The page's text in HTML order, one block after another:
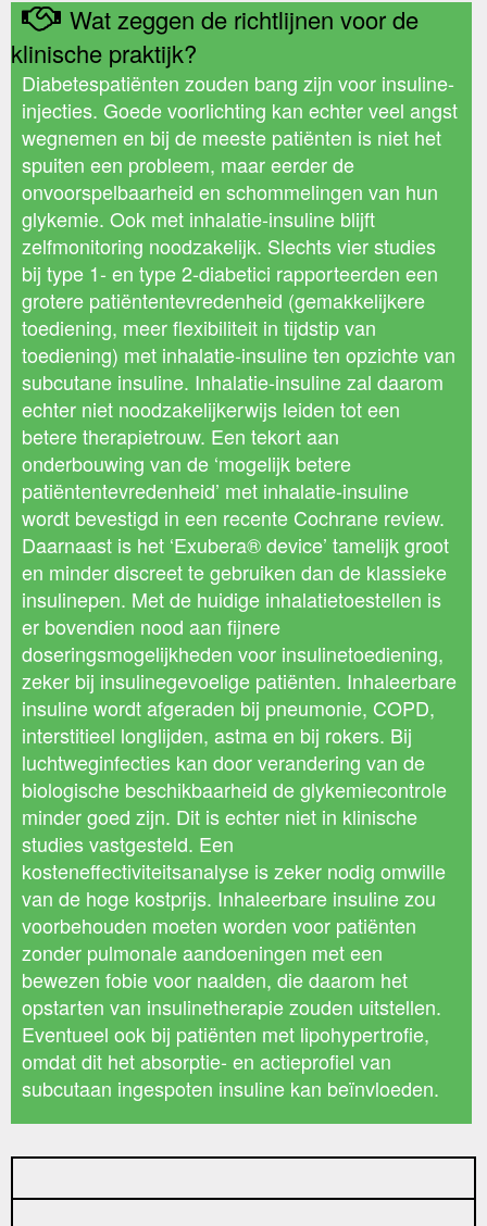
Wat zeggen de richtlijnen voor de
klinische praktijk?
Diabetespatiënten zouden bang zijn voor insuline-
injecties. Goede voorlichting kan echter veel angst
wegnemen en bij de meeste patiënten is niet het
spuiten een probleem, maar eerder de
onvoorspelbaarheid en schommelingen van hun
glykemie. Ook met inhalatie-insuline blijft
zelfmonitoring noodzakelijk. Slechts vier studies
bij type 1- en type 2-diabetici rapporteerden een
grotere patiëntentevredenheid (gemakkelijkere
toediening, meer flexibiliteit in tijdstip van
toediening) met inhalatie-insuline ten opzichte van
subcutane insuline. Inhalatie-insuline zal daarom
echter niet noodzakelijkerwijs leiden tot een
betere therapietrouw. Een tekort aan
onderbouwing van de ‘mogelijk betere
patiëntentevredenheid’ met inhalatie-insuline
wordt bevestigd in een recente Cochrane review.
Daarnaast is het ‘Exubera® device’ tamelijk groot
en minder discreet te gebruiken dan de klassieke
insulinepen. Met de huidige inhalatietoestellen is
er bovendien nood aan fijnere
doseringsmogelijkheden voor insulinetoediening,
zeker bij insulinegevoelige patiënten. Inhaleerbare
insuline wordt afgeraden bij pneumonie, COPD,
interstitieel longlijden, astma en bij rokers. Bij
luchtweginfecties kan door verandering van de
biologische beschikbaarheid de glykemiecontrole
minder goed zijn. Dit is echter niet in klinische
studies vastgesteld. Een
kosteneffectiviteitsanalyse is zeker nodig omwille
van de hoge kostprijs. Inhaleerbare insuline zou
voorbehouden moeten worden voor patiënten
zonder pulmonale aandoeningen met een
bewezen fobie voor naalden, die daarom het
opstarten van insulinetherapie zouden uitstellen.
Eventueel ook bij patiënten met lipohypertrofie,
omdat dit het absorptie- en actieprofiel van
subcutaan ingespoten insuline kan beïnvloeden.